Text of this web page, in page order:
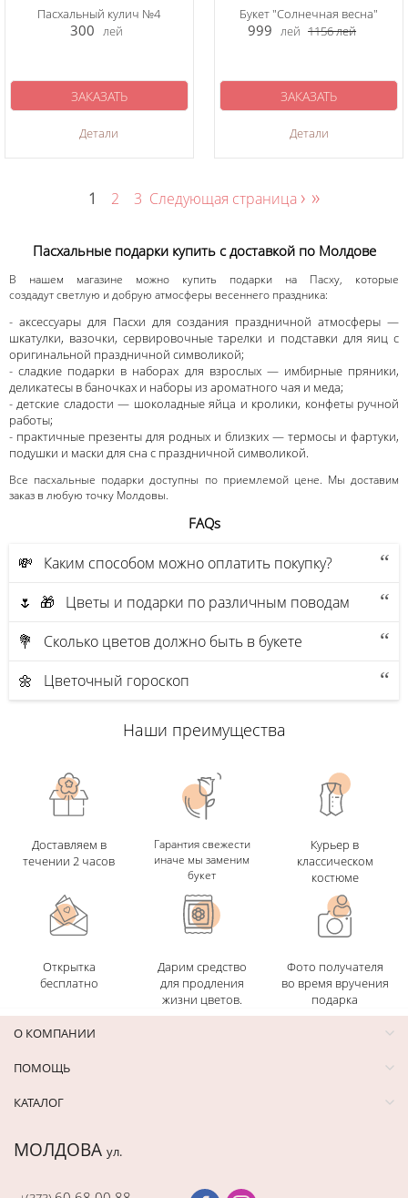
Пасхальный кулич №4
300 лей
Детали
ЗАКАЗАТЬ
Букет "Солнечная весна"
999 лей 1156лей
Детали
ЗАКАЗАТЬ
1 2 3 Следующая страница › »
Пасхальные подарки купить с доставкой по Молдове
В нашем магазине можно купить подарки на Пасху, которые
создадут светлую и добрую атмосферы весеннего праздника:
- аксессуары для Пасхи для создания праздничной атмосферы —
шкатулки, вазочки, сервировочные тарелки и подставки для яиц с
оригинальной праздничной символикой;
- сладкие подарки в наборах для взрослых — имбирные пряники,
деликатесы в баночках и наборы из ароматного чая и меда;
- детские сладости — шоколадные яйца и кролики, конфеты ручной
работы;
- практичные презенты для родных и близких — термосы и фартуки,
подушки и маски для сна с праздничной символикой.
Все пасхальные подарки доступны по приемлемой цене. Мы доставим
заказ в любую точку Молдовы.
FAQs
💸 Каким способом можно оплатить покупку?
🌷 🎁 Цветы и подарки по различным поводам
💐 Сколько цветов должно быть в букете
🌼 Цветочный гороскоп
Наши преимущества
Доставляем в
течении 2 часов
Гарантия свежести
иначе мы заменим
букет
Курьер в
классическом
костюме
Открытка
бесплатно
Дарим средство
для продления
жизни цветов.
Фото получателя
во время вручения
подарка
О КОМПАНИИ
ПОМОЩЬ
КАТАЛОГ
МОЛДОВА ул.